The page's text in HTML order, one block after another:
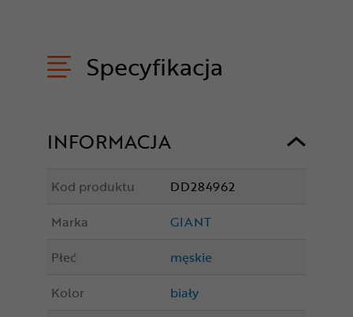
Specyfikacja
INFORMACJA
Kod produktu
DD284962
Marka
GIANT
Płeć
męskie
Kolor
biały